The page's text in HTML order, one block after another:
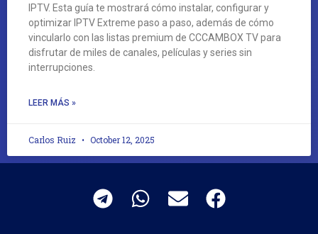
IPTV. Esta guía te mostrará cómo instalar, configurar y
optimizar IPTV Extreme paso a paso, además de cómo
vincularlo con las listas premium de CCCAMBOX TV para
disfrutar de miles de canales, películas y series sin
interrupciones.
LEER MÁS »
Carlos Ruiz October 12, 2025